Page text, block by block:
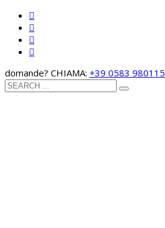
domande? CHIAMA: +39 0583 980115